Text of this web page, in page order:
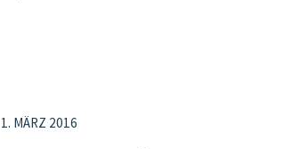
1. MÄRZ 2016